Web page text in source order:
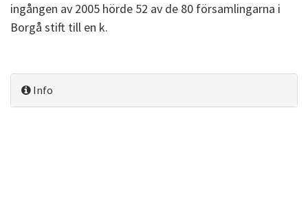
ingången av 2005 hörde 52 av de 80 församlingarna i
Borgå stift till en k.
Info